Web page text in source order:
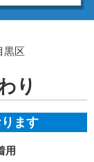
黒区
り
ます
用